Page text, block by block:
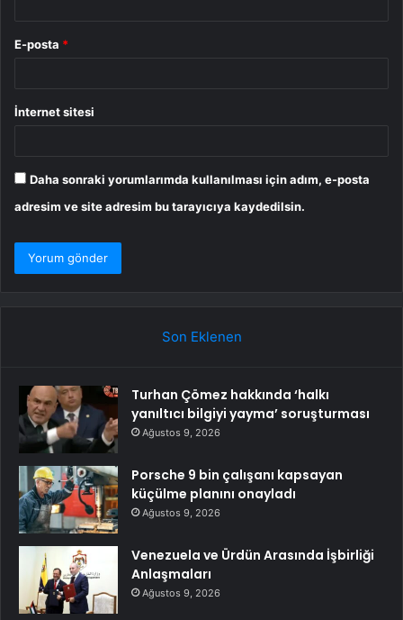
E-posta *
İnternet sitesi
Daha sonraki yorumlarımda kullanılması için adım, e-posta
adresim ve site adresim bu tarayıcıya kaydedilsin.
Son Eklenen
Turhan Çömez hakkında ‘halkı
yanıltıcı bilgiyi yayma’ soruşturması
Ağustos 9, 2026
Porsche 9 bin çalışanı kapsayan
küçülme planını onayladı
Ağustos 9, 2026
Venezuela ve Ürdün Arasında İşbirliği
Anlaşmaları
Ağustos 9, 2026